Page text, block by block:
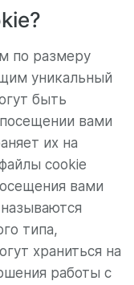
по размеру
уникальный
быть
вами
их на
cookie
вами
типа,
храниться на
работы с